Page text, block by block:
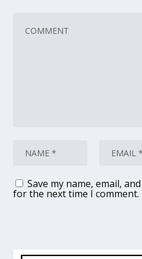
Save my name, email,
for the next time I comment.